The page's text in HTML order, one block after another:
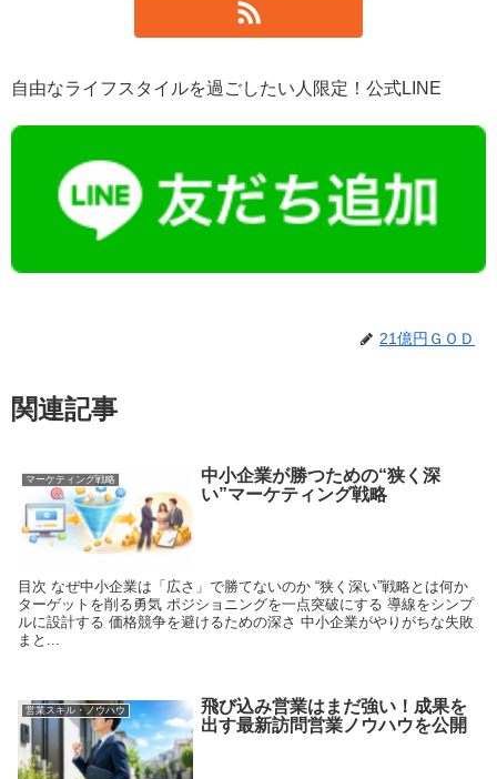
自由なライフスタイルを過ごしたい人限定！公式LINE
21億円ＧＯＤ
関連記事
マーケティング戦略
中小企業が勝つための“狭く深
い”マーケティング戦略
目次 なぜ中小企業は「広さ」で勝てないのか “狭く深い”戦略とは何か
ターゲットを削る勇気 ポジショニングを一点突破にする 導線をシンプ
ルに設計する 価格競争を避けるための深さ 中小企業がやりがちな失敗
まと...
営業スキル・ノウハウ
飛び込み営業はまだ強い！成果を
出す最新訪問営業ノウハウを公開